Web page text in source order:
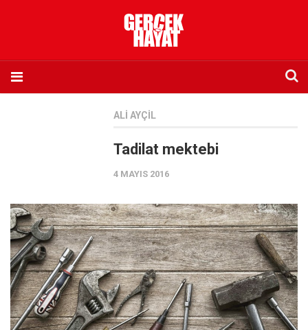
Abone olmak istiyorum
Satış noktası listesi
Eksik sayıların temini
Sosyal Medya
Twitter
Facebook
ALI AYÇIL
Tadilat mektebi
4 MAYIS 2016